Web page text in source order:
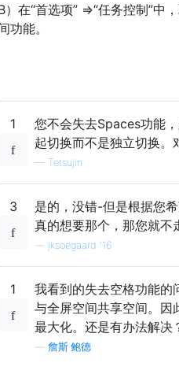
）在“首选项” =>“任务控制”
功能。
1
您不会失去Spaces功能
起切换而不是独立切换。
— Tetsujin
3
是的，没错-但是根据您
真的想要那个，那您就不
jksoegaard '16
1
我看到的失去空格功能的
与全屏空间共享空间。因
最大化。还是有办法解决
詹斯·鲍德